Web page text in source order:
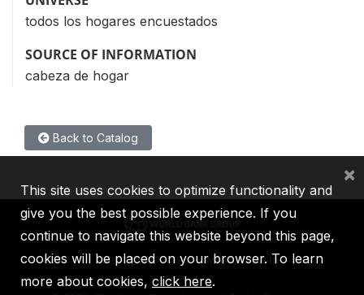
todos los hogares encuestados
SOURCE OF INFORMATION
cabeza de hogar
Back to Catalog
IBRD IDA IFC MIGA ICSID
This site uses cookies to optimize functionality and
give you the best possible experience. If you
continue to navigate this website beyond this page,
cookies will be placed on your browser. To learn
more about cookies, click here.
×